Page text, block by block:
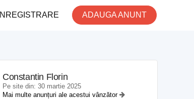
ADAUGA ANUNT
INREGISTRARE
Constantin Florin
Pe site din: 30 martie 2025
Mai multe anunțuri ale acestui vânzător